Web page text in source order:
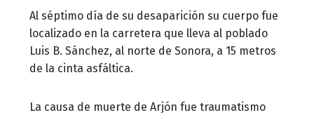
Al séptimo día de su desaparición su cuerpo fue
localizado en la carretera que lleva al poblado
Luis B. Sánchez, al norte de Sonora, a 15 metros
de la cinta asfáltica.
La causa de muerte de Arjón fue traumatismo